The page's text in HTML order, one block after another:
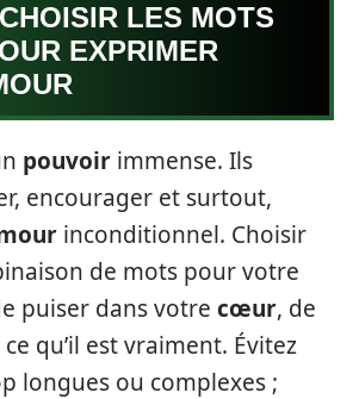
LES MOTS
EXPRIMER
pouvoir immense. Ils
encourager et surtout,
inconditionnel. Choisir
de mots pour votre
puiser dans votre cœur, de
qu’il est vraiment. Évitez
longues ou complexes ;